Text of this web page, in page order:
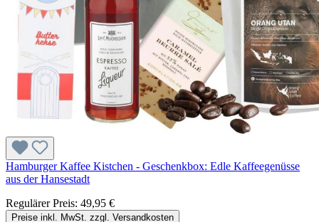
Hamburger Kaffee Kistchen - Geschenkbox: Edle Kaffeegenüsse
aus der Hansestadt
Regulärer Preis: 49,95 €
Preise inkl. MwSt. zzgl. Versandkosten